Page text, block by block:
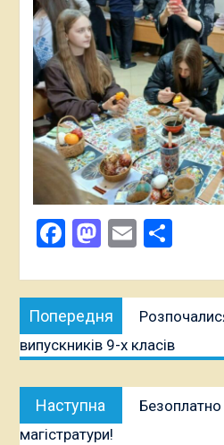
Facebook
Mastodon
Email
Навігація
записів
Попередня
публікація:
випускників 9-х класів
Наступна
публікація:
магістратури!